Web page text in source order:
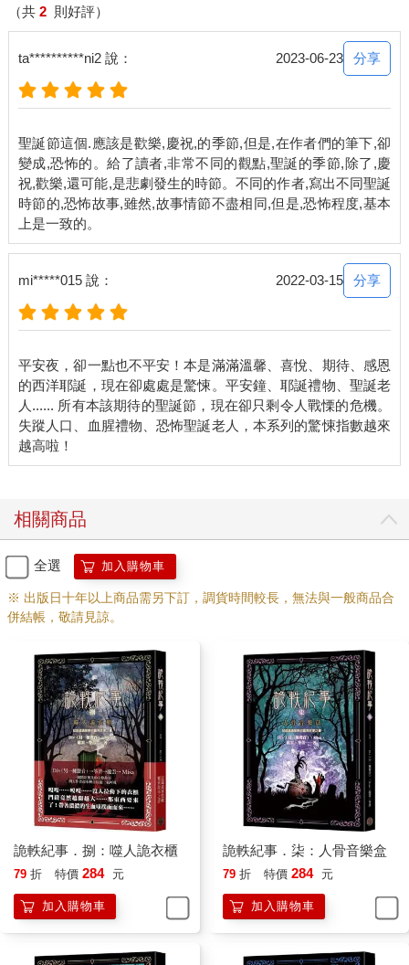
阿盛永遠記得那一天，他和小梅約好在月台碰面，一起搭火車回
家。
阿盛早了小梅五分鐘到月台，站在人來人往的月台上，等著火車
很罕見的是，向來做事俐落、受人稱讚的小梅，卻差點遲到了，
她驚險的衝到月台上，要不是阿盛趕快跑來，提著小梅的行李，
好不容易跳上火車，阿盛正要唸小梅兩句，卻發現小梅的神色好
蒼白。
沒有血色的蒼白。
「欸，幹嘛啦，妳昨晚沒睡覺喔？」阿盛幫小梅把行李托高，放
到了行李架上。
「沒……沒有。」小梅臉色發白，雙手互握，指尖微微顫抖著。
「那妳臉色怎麼這麼糟？」阿盛回到了座位上。
「我……我最近，遇到了一些怪事。」
「怪事？」
這時，他們感覺到位置微微一震，火車開始行駛了。
梅身體發抖著。「我常聽到，我周圍有聲音。」
「聲音？」
「是的，房間裡面明明只有我一個人，卻有一張紙，或一枝筆掉
落，鏘的一聲。」
「是風吧？」
「沒有風。」小梅用力搖頭，「就算有風，也不足把筆吹落在
「嗯。」
「一個人在廁所裡面，也可以聽到門外有聲音……」小梅繼續說
著，眼神中充滿了恐懼。「細碎的腳步聲，在門外徘徊著。」
「嗯。」
「但當我上完廁所推開門，卻又空無一人。」
「嗯。」
感覺到背後有人跟著我，而當我回頭，卻又是空無一物。」
「嗯。會不會妳讀書壓力太大了？」阿盛雖然也覺得這情況很古
怪，但決定先安撫一下小梅。「聖誕節我們回家，妳好好吃頓妳
媽煮的飯，休息一下肯定就沒事了。」
「唸書壓力大嗎？小安也這樣說。」小梅苦笑。「他之前就聽說
我功課壓力很大，還很好心的送了小禮物給我，可是……可
是……」
「可是什麼？」
「可是到了昨天晚上，當我看到這個，我嚇得幾乎失眠，這也是
我差點趕不上火車的原因。」小梅說到這，語氣顫抖，肯定受到
了巨大的驚嚇。
「妳看到了什麼？」
「我看到了……」小梅用力吞了一口口水，彎下腰，用手抓著襪
子邊緣，把襪子往下拉。
同時間，火車轟隆轟隆的穿出了地下鐵路，來到了沒有陽光、陰
氣沉沉的天空之下。
（共 2 則好評）
ta**********ni2 說： 2023-06-23 分享
聖誕節這個.應該是歡樂,慶祝,的季節,但是,在作者們的筆下,卻
變成,恐怖的。給了讀者,非常不同的觀點,聖誕的季節,除了,慶
祝,歡樂,還可能,是悲劇發生的時節。不同的作者,寫出不同聖誕
時節的,恐怖故事,雖然,故事情節不盡相同,但是,恐怖程度,基本
mi*****015 說： 2022-03-15 分享
平安夜，卻一點也不平安！本是滿滿溫馨、喜悅、期待、感恩
的西洋耶誕，現在卻處處是驚悚。平安鐘、耶誕禮物、聖誕老
人...... 所有本該期待的聖誕節，現在卻只剩令人戰慄的危機。
失蹤人口、血腥禮物、恐怖聖誕老人，本系列的驚悚指數越來
相關商品
全選 加入購物車
※ 出版日十年以上商品需另下訂，調貨時間較長，無法與一般商品合
併結帳，敬請見諒。
詭軼紀事．捌：噬人詭衣櫃
79 折 特價 284 元
加入購物車
詭軼紀事．柒：人骨音樂盒
79 折 特價 284 元
加入購物車